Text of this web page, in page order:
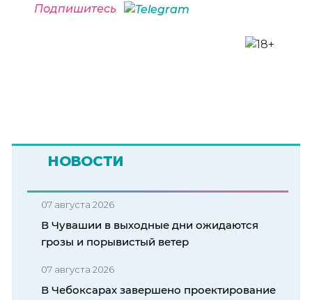
Подпишитесь
НОВОСТИ
07 августа 2026
В Чувашии в выходные дни ожидаются
грозы и порывистый ветер
07 августа 2026
В Чебоксарах завершено проектирование